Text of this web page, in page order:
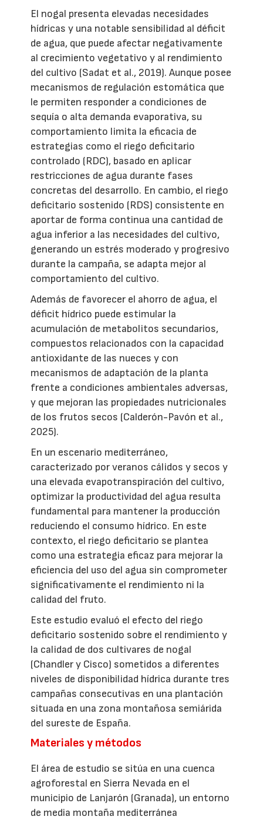
El nogal presenta elevadas necesidades
hídricas y una notable sensibilidad al déficit
de agua, que puede afectar negativamente
al crecimiento vegetativo y al rendimiento
del cultivo (Sadat et al., 2019). Aunque posee
mecanismos de regulación estomática que
le permiten responder a condiciones de
sequía o alta demanda evaporativa, su
comportamiento limita la eficacia de
estrategias como el riego deficitario
controlado (RDC), basado en aplicar
restricciones de agua durante fases
concretas del desarrollo. En cambio, el riego
deficitario sostenido (RDS) consistente en
aportar de forma continua una cantidad de
agua inferior a las necesidades del cultivo,
generando un estrés moderado y progresivo
durante la campaña, se adapta mejor al
comportamiento del cultivo.
Además de favorecer el ahorro de agua, el
déficit hídrico puede estimular la
acumulación de metabolitos secundarios,
compuestos relacionados con la capacidad
antioxidante de las nueces y con
mecanismos de adaptación de la planta
frente a condiciones ambientales adversas,
y que mejoran las propiedades nutricionales
de los frutos secos (Calderón-Pavón et al.,
2025).
En un escenario mediterráneo,
caracterizado por veranos cálidos y secos y
una elevada evapotranspiración del cultivo,
optimizar la productividad del agua resulta
fundamental para mantener la producción
reduciendo el consumo hídrico. En este
contexto, el riego deficitario se plantea
como una estrategia eficaz para mejorar la
eficiencia del uso del agua sin comprometer
significativamente el rendimiento ni la
calidad del fruto.
Este estudio evaluó el efecto del riego
deficitario sostenido sobre el rendimiento y
la calidad de dos cultivares de nogal
(Chandler y Cisco) sometidos a diferentes
niveles de disponibilidad hídrica durante tres
campañas consecutivas en una plantación
situada en una zona montañosa semiárida
del sureste de España.
Materiales y métodos
El área de estudio se sitúa en una cuenca
agroforestal en Sierra Nevada en el
municipio de Lanjarón (Granada), un entorno
de media montaña mediterránea